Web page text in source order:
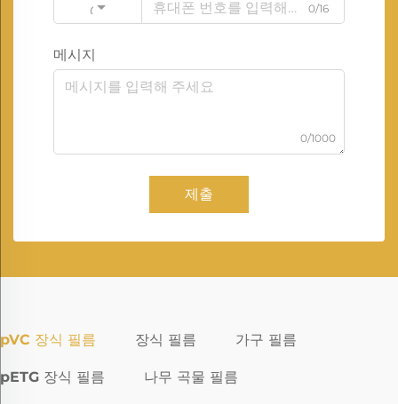
Code
0/16
메시지
0/1000
제출
pVC 장식 필름 장식 필름 가구 필름
pETG 장식 필름 나무 곡물 필름